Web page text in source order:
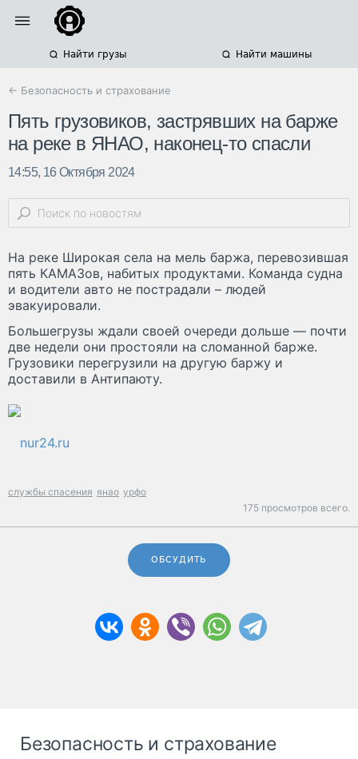
Найти грузы Найти машины
← Безопасность и страхование
Пять грузовиков, застрявших на барже
на реке в ЯНАО, наконец-то спасли
14:55, 16 Октября 2024
На реке Широкая села на мель баржа, перевозившая
пять КАМАЗов, набитых продуктами. Команда судна
и водители авто не пострадали – людей
эвакуировали.
Большегрузы ждали своей очереди дольше — почти
две недели они простояли на сломанной барже.
Грузовики перегрузили на другую баржу и
доставили в Антипаюту.
nur24.ru
службы спасения янао урфо
175 просмотров всего.
ОБСУДИТЬ
Безопасность и страхование